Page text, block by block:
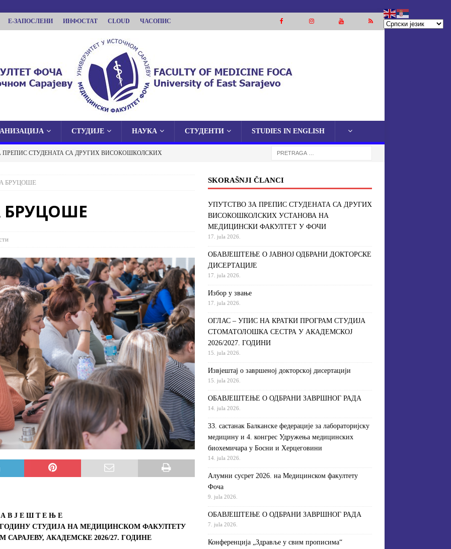
Е-ЗАПОСЛЕНИ ИНФОСТАТ CLOUD ЧАСОПИС
ФОЧА
ИСТОЧНОМ САРАЈЕВУ
СТУДИЈЕ НАУКА СТУДЕНТИ STUDIES IN ENGLISH
ПРЕПИС СТУДЕНАТА СА ДРУГИХ ВИСОКОШКОЛСКИХ
О ЈАВНОЈ ОДБРАНИ ДОКТОРСКЕ ДИСЕРТАЦИЈЕ
ОБАВЈЕШТЕЊА
НА КРАТКИ ПРОГРАМ СТУДИЈА СТОМАТОЛОШКА СЕСТРА У
дoктoрскoj дисeртaциjи ОБАВЈЕШТЕЊА
ЛИСТА, ПРВИ УПИСНИ РОК ДРУГИ ЦИКЛУС СТУДИЈА –
РЕХАБИЛИТАЦИЈА ОБАВЈЕШТЕЊА
БРУЦОШЕ
БРУЦОШЕ
В Ј Е Ш Т Е Њ Е
СТУДИЈА НА МЕДИЦИНСКОМ ФАКУЛТЕТУ
АКАДЕМСКЕ 2026/27. ГОДИНЕ
SKORAŠNJI ČLANCI
УПУТСТВО ЗА ПРЕПИС СТУДЕНАТА СА ДРУГИХ
ВИСОКОШКОЛСКИХ УСТАНОВА НА
МЕДИЦИНСКИ ФАКУЛТЕТ У ФОЧИ
17. jula 2026.
ОБАВЈЕШТЕЊЕ О ЈАВНОЈ ОДБРАНИ ДОКТОРСКЕ
ДИСЕРТАЦИЈЕ
17. jula 2026.
Избор у звање
17. jula 2026.
ОГЛАС – УПИС НА КРАТКИ ПРОГРАМ СТУДИЈА
СТОМАТОЛОШКА СЕСТРА У АКАДЕМСКОЈ
2026/2027. ГОДИНИ
15. jula 2026.
Извjeштaj o зaвршeнoj дoктoрскoj дисeртaциjи
15. jula 2026.
ОБАВЈЕШТЕЊЕ О ОДБРАНИ ЗАВРШНОГ РАДА
14. jula 2026.
33. састанак Балканске федерације за лабораторијску
медицину и 4. конгрес Удружења медицинских
биохемичара у Босни и Херцеговини
14. jula 2026.
Алумни сусрет 2026. на Медицинском факултету
Фоча
9. jula 2026.
ОБАВЈЕШТЕЊЕ О ОДБРАНИ ЗАВРШНОГ РАДА
7. jula 2026.
Конференција „Здравље у свим прописима“